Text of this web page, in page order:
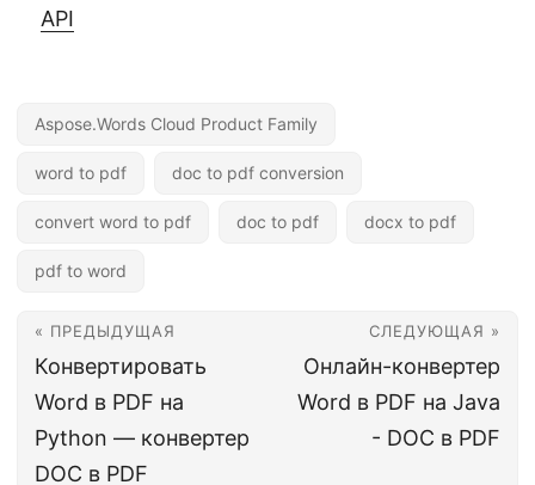
API
Aspose.Words Cloud Product Family
word to pdf doc to pdf conversion
convert word to pdf doc to pdf docx to pdf
pdf to word
« ПРЕДЫДУЩАЯ
Конвертировать
Word в PDF на
Python — конвертер
DOC в PDF
СЛЕДУЮЩАЯ »
Онлайн-конвертер
Word в PDF на Java
- DOC в PDF